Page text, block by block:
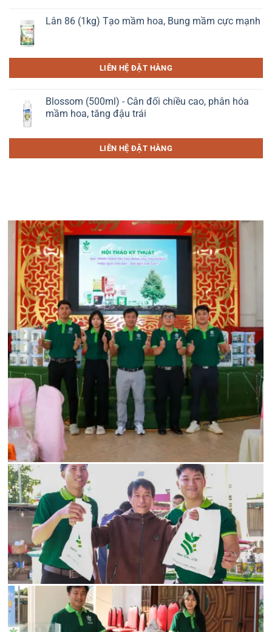
Lân 86 (1kg) Tạo mầm hoa, Bung mầm cực mạnh
LIÊN HỆ ĐẶT HÀNG
Blossom (500ml) - Cân đối chiều cao, phân hóa
mầm hoa, tăng đậu trái
LIÊN HỆ ĐẶT HÀNG